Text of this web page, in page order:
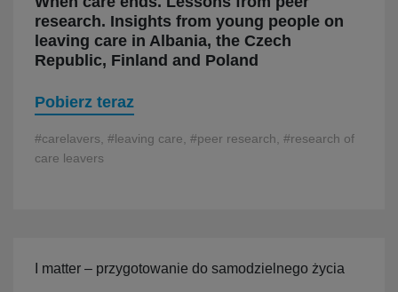
research. Insights from young people on
leaving care in Albania, the Czech
Republic, Finland and Poland
Pobierz teraz
#carelavers, #leaving care, #peer research, #research of
care leavers
I matter – przygotowanie do samodzielnego życia